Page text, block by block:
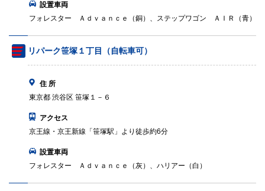
設置車両
フォレスター Ａｄｖａｎｃｅ（銅）、ステップワゴン ＡＩＲ（青）
リパーク笹塚１丁目（自転車可）
住 所
東京都 渋谷区 笹塚１－６
アクセス
京王線・京王新線「笹塚駅」より徒歩約6分
設置車両
フォレスター Ａｄｖａｎｃｅ（灰）、ハリアー（白）